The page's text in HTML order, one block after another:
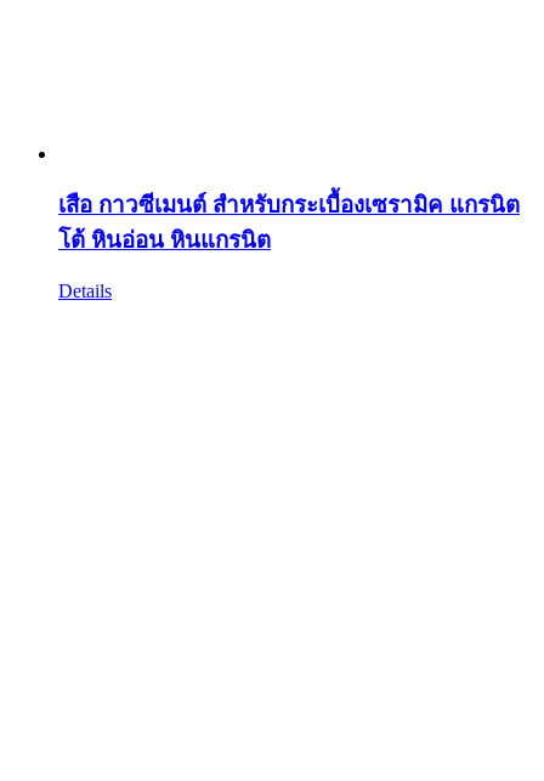
เสือ กาวซีเมนต์ สำหรับกระเบื้องเซรามิค แกรนิต
โต้ หินอ่อน หินแกรนิต
Details